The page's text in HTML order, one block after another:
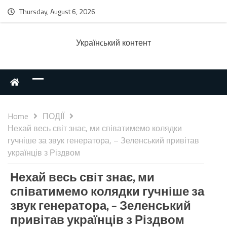
Thursday, August 6, 2026
Українcький контент
Home
ПОДІЇ
Нехай весь світ знає, ми співатимемо колядки
гучніше за звук генератора, – Зеленський привітав
українців з Різдвом
Нехай весь світ знає, ми
співатимемо колядки гучніше за
звук генератора, – Зеленський
привітав українців з Різдвом